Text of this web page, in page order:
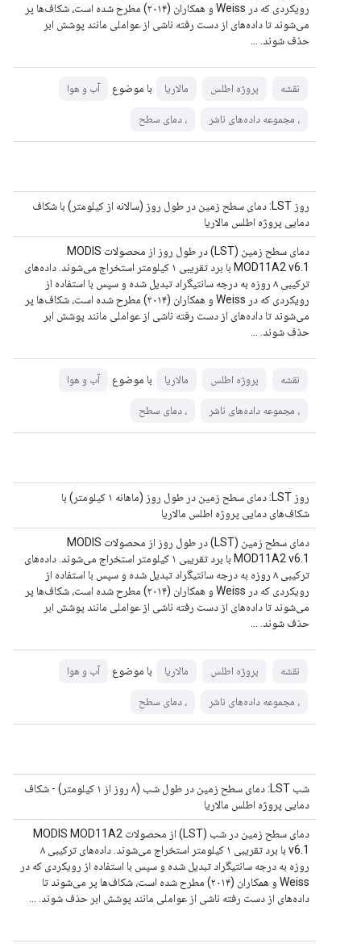
رویکردی که در Weiss و همکاران (۲۰۱۴) مطرح شده است، شکاف‌ها پر
می‌شوند تا داده‌های از دست رفته ناشی از عواملی مانند پوشش ابر
حذف شوند. ...
نقشه پروژه اطلس مالاریا با موضوع آب و هوا
، مجموعه داده‌های ناشر ، دمای سطح
روز LST: دمای سطح زمین در طول روز (سالانه از کیلومتر) با شکاف
دمایی پروژه اطلس مالاریا
دمای سطح زمین (LST) در طول روز از محصولات MODIS
MOD11A2 v6.1 با برد تقریبی ۱ کیلومتر استخراج می‌شوند. داده‌های
ترکیبی ۸ روزه به درجه سانتیگراد تبدیل شده و سپس با استفاده از
رویکردی که در Weiss و همکاران (۲۰۱۴) مطرح شده است، شکاف‌ها پر
می‌شوند تا داده‌های از دست رفته ناشی از عواملی مانند پوشش ابر
حذف شوند. ...
نقشه پروژه اطلس مالاریا با موضوع آب و هوا
، مجموعه داده‌های ناشر ، دمای سطح
روز LST: دمای سطح زمین در طول روز (ماهانه ۱ کیلومتر) با
شکاف‌های دمایی پروژه اطلس مالاریا
دمای سطح زمین (LST) در طول روز از محصولات MODIS
MOD11A2 v6.1 با برد تقریبی ۱ کیلومتر استخراج می‌شوند. داده‌های
ترکیبی ۸ روزه به درجه سانتیگراد تبدیل شده و سپس با استفاده از
رویکردی که در Weiss و همکاران (۲۰۱۴) مطرح شده است، شکاف‌ها پر
می‌شوند تا داده‌های از دست رفته ناشی از عواملی مانند پوشش ابر
حذف شوند. ...
نقشه پروژه اطلس مالاریا با موضوع آب و هوا
، مجموعه داده‌های ناشر ، دمای سطح
شب LST: دمای سطح زمین در طول شب (۸ روز از ۱ کیلومتر) - شکاف
دمایی پروژه اطلس مالاریا
دمای سطح زمین در شب (LST) از محصولات MODIS MOD11A2
v6.1 با برد تقریبی ۱ کیلومتر استخراج می‌شوند. داده‌های ترکیبی ۸
روزه به درجه سانتیگراد تبدیل شده و سپس با استفاده از رویکردی که در
Weiss و همکاران (۲۰۱۴) مطرح شده است، شکاف‌ها پر می‌شوند تا
داده‌های از دست رفته ناشی از عواملی مانند پوشش ابر حذف شوند. ...